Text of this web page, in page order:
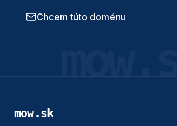
Chcem túto doménu
mow.sk